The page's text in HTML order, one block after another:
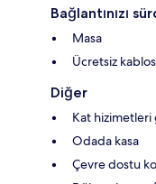
Bağlantınızı
Masa
Ücretsiz
Diğer
Kat hizimetleri
Odada kasa
Çevre dostu